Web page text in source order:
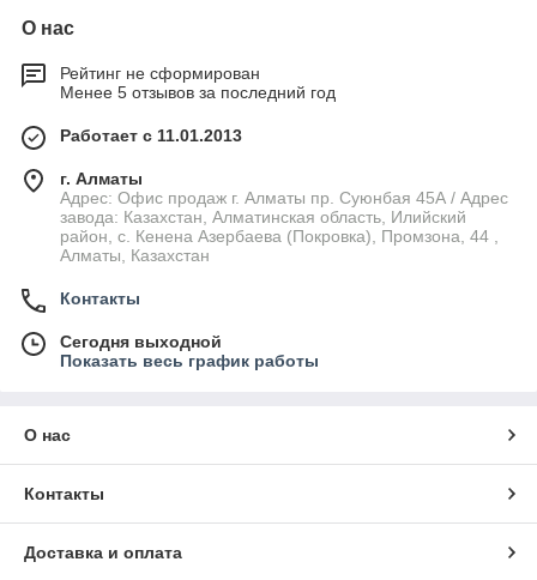
О нас
Рейтинг не сформирован
Менее 5 отзывов за последний год
Работает с 11.01.2013
г. Алматы
Адрес: Офис продаж г. Алматы пр. Суюнбая 45А / Адрес
завода: Казахстан, Алматинская область, Илийский
район, ​с. Кенена Азербаева (Покровка), Промзона, 44​ ,
Алматы, Казахстан
Контакты
Сегодня выходной
Показать весь график работы
О нас
Контакты
Доставка и оплата